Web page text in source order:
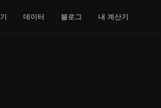
데이터 블로그 내 계산기